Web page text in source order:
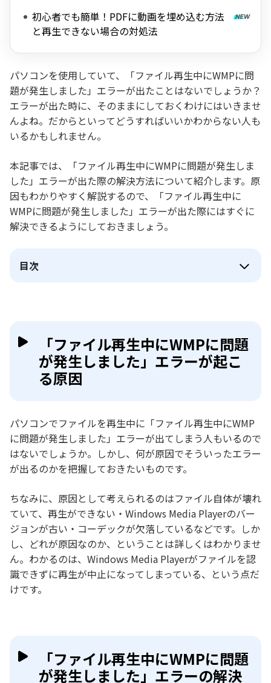
初心者でも簡単！PDFに動画を埋め込む方法
と再生できない場合の対処法
パソコンを使用していて、「ファイル再生中にWMPに問
題が発生しました」エラーが出たことはないでしょうか？
エラーが出た時に、そのままにしておくわけにはいきませ
んよね。だからといってどうすればいいかわからない人も
いるかもしれません。
本記事では、「ファイル再生中にWMPに問題が発生しま
した」エラーが出た際の解決方法について紹介します。原
因もわかりやすく解説するので、「ファイル再生中に
WMPに問題が発生しました」エラーが出た際にはすぐに
解決できるようにしておきましょう。
目次
「ファイル再生中にWMPに問題
が発生しました」エラーが起こ
る原因
パソコンでファイルを再生中に「ファイル再生中にWMP
に問題が発生しました」エラーが出てしまう人もいるので
はないでしょうか。しかし、何が原因でそういったエラー
が出るのかを把握しておきたいものです。
ちなみに、原因として考えられるのはファイル自体が壊れ
ていて、再生ができない・Windows Media Playerのバー
ジョンが古い・コーデックが欠落しているなどです。しか
し、どれが原因なのか、ということは詳しくはわかりませ
ん。わかるのは、Windows Media Playerがファイルを認
識できずに再生が中止になってしまっている、という点だ
けです。
「ファイル再生中にWMPに問題
が発生しました」エラーの解決